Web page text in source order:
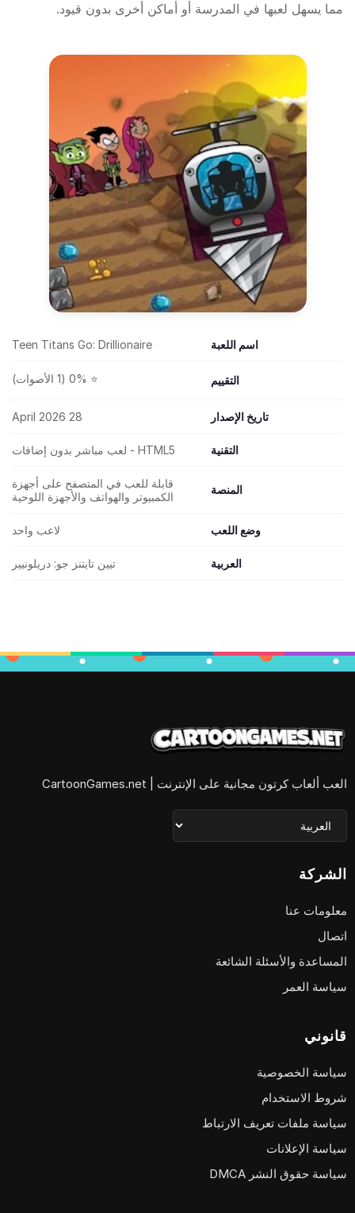
مما يسهل لعبها في المدرسة أو أماكن أخرى بدون قيود.
اسم اللعبة Teen Titans Go: Drillionaire
التقييم ⭐ 0% (1 الأصوات)
تاريخ الإصدار 28 April 2026
التقنية HTML5 - لعب مباشر بدون إضافات
المنصة
قابلة للعب في المتصفح على أجهزة
الكمبيوتر والهواتف والأجهزة اللوحية
وضع اللعب لاعب واحد
العربية تيين تايتنز جو: دريلونيير
العب ألعاب كرتون مجانية على الإنترنت | CartoonGames.net
الشركة
معلومات عنا
اتصال
المساعدة والأسئلة الشائعة
سياسة العمر
قانوني
سياسة الخصوصية
شروط الاستخدام
سياسة ملفات تعريف الارتباط
سياسة الإعلانات
سياسة حقوق النشر DMCA